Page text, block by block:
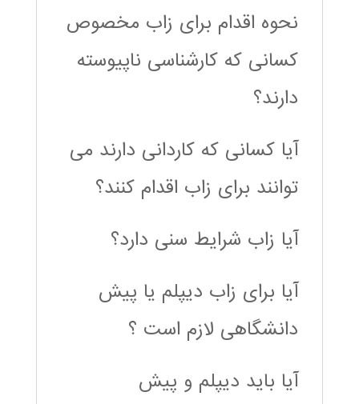
نحوه اقدام برای زاب مخصوص
کسانی که کارشناسی ناپیوسته
دارند؟
آیا کسانی که کاردانی دارند می
توانند برای زاب اقدام کنند؟
آیا زاب شرایط سنی دارد؟
آیا برای زاب دیپلم یا پیش
دانشگاهی لازم است ؟
آیا باید دیپلم و پیش